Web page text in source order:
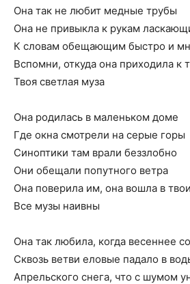
Она так не любит медные трубы
Она не привыкла к рукам
К словам обещающим быстро и
Вспомни, откуда она приходила к
Твоя светлая муза
Она родилась в маленьком доме
Где окна смотрели на серые горы
Синоптики там врали беззлобно
Они обещали попутного ветра
Она поверила им, она вошла в
Все музы наивны
Она так любила, когда весеннее
Сквозь ветви еловые падало в
Апрельского снега, что с шумом